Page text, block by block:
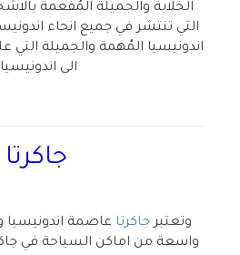
الخلابة والجميلة المُفعمة
التي تنتشر في جميع انحاء
اندونيسيا المُهمة والجميلة التي
الى
جاكرتا
وتعتبرجاكرتا عاصمة
واسعة من اماكن السياحة في